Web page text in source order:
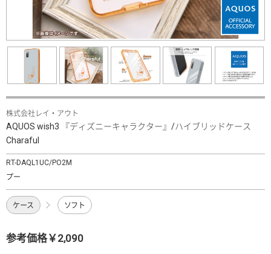
株式会社レイ・アウト
AQUOS wish3 『ディズニーキャラクター』/ハイブリッドケース
Charaful
RT-DAQL1UC/PO2M
プー
ケース ソフト
参考価格￥2,090